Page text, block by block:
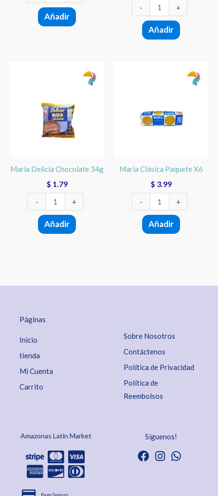
Añadir
- +
Añadir
Maria Delicia Chocolate 34g
$ 1.79
-
cantidad
+
Añadir
Maria Clásica Paquete X6
$ 3.99
-
cantidad
+
Añadir
Páginas
Inicio
tienda
Mi Cuenta
Carrito
Sobre Nosotros
Contáctenos
Política de Privacidad
Política de
Reembolsos
Amazonas Latin Market
Pago Seguro
Síguenos!